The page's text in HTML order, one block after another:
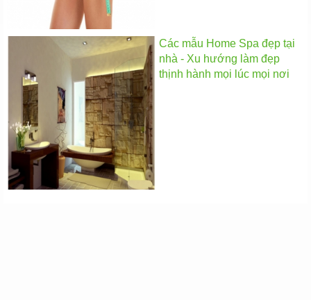
Các mẫu Home Spa đẹp tại
nhà - Xu hướng làm đẹp
thịnh hành mọi lúc mọi nơi